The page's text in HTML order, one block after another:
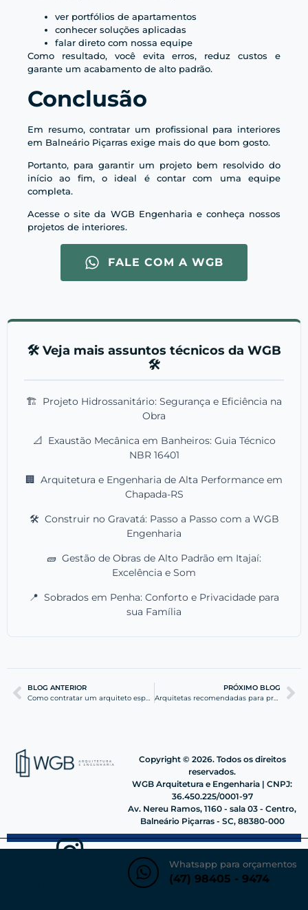
ver portfólios de apartamentos
conhecer soluções aplicadas
falar direto com nossa equipe
Como resultado, você evita erros, reduz custos e
garante um acabamento de alto padrão.
Conclusão
Em resumo, contratar um profissional para interiores
em Balneário Piçarras exige mais do que bom gosto.
Portanto, para garantir um projeto bem resolvido do
início ao fim, o ideal é contar com uma equipe
completa.
Acesse o site da WGB Engenharia e conheça nossos
projetos de interiores.
FALE COM A WGB
🛠️ Veja mais assuntos técnicos da WGB
🛠️
🏗️ Projeto Hidrossanitário: Segurança e Eficiência na
Obra
📐 Exaustão Mecânica em Banheiros: Guia Técnico
NBR 16401
🏢 Arquitetura e Engenharia de Alta Performance em
Chapada-RS
🛠️ Construir no Gravatá: Passo a Passo com a WGB
Engenharia
🧱 Gestão de Obras de Alto Padrão em Itajaí:
Excelência e Som
📍 Sobrados em Penha: Conforto e Privacidade para
sua Família
BLOG ANTERIOR
Como contratar um arquiteto especializado em reformas em Balneário Piçarras (casas e apartamentos)
PRÓXIMO BLOG
Arquitetas recomendadas para projetos residenciais e prediais em Barra Velha
Copyright © 2026. Todos os direitos
reservados.
WGB Arquitetura e Engenharia | CNPJ:
36.450.225/0001-97
Av. Nereu Ramos, 1160 - sala 03 - Centro,
Balneário Piçarras - SC, 88380-000
Whatsapp para orçamentos
(47) 98405 - 9474